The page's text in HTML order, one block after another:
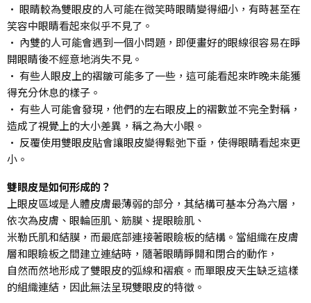
• 眼睛較為雙眼皮的人可能在微笑時眼睛變得細小，有時甚至在
笑容中眼睛看起來似乎不見了。
• 內雙的人可能會遇到一個小問題，即便畫好的眼線很容易在睜
開眼睛後不經意地消失不見。
• 有些人眼皮上的褶皺可能多了一些，這可能看起來昨晚未能獲
得充分休息的樣子。
• 有些人可能會發現，他們的左右眼皮上的褶數並不完全對稱，
造成了視覺上的大小差異，稱之為大小眼。
• 反覆使用雙眼皮貼會讓眼皮變得鬆弛下垂，使得眼睛看起來更
小。
雙眼皮是如何形成的？
上眼皮區域是人體皮膚最薄弱的部分，其結構可基本分為六層，
依次為皮膚、眼輪匝肌、筋膜、提眼瞼肌、
米勒氏肌和結膜，而最底部連接著眼瞼板的結構。當組織在皮膚
層和眼瞼板之間建立連結時，隨著眼睛睜開和閉合的動作，
自然而然地形成了雙眼皮的弧線和褶痕。而單眼皮天生缺乏這樣
的組織連結，因此無法呈現雙眼皮的特徵。